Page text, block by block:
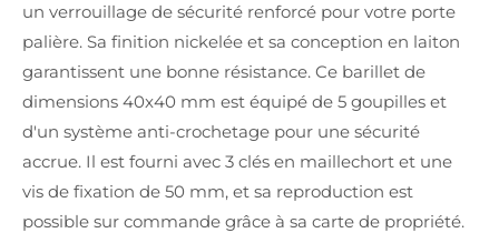
un verrouillage de sécurité renforcé pour votre porte
palière. Sa finition nickelée et sa conception en laiton
garantissent une bonne résistance. Ce barillet de
dimensions 40x40 mm est équipé de 5 goupilles et
d'un système anti-crochetage pour une sécurité
accrue. Il est fourni avec 3 clés en maillechort et une
vis de fixation de 50 mm, et sa reproduction est
possible sur commande grâce à sa carte de propriété.